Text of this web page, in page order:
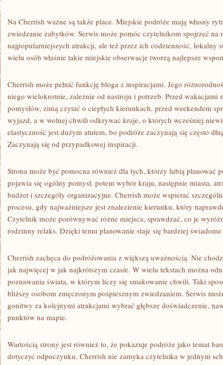
Na Cherrish ważne są także place. Miejskie podróże mają własny
zwiedzanie zabytków. Serwis może pomóc czytelnikom spojrzeć na
najpopularniejszych atrakcji, ale też przez ich codzienność, lokalny
wielu osób właśnie takie miejskie obserwacje tworzą najlepsze
Cherrish może pełnić funkcję bloga z inspiracjami. Jego
niego wielokrotnie, zależnie od nastroju i potrzeb. Przed wakacjami
pomysłów, zimą czytać o ciepłych kierunkach, przed weekendem
wyjazd, a w wolnej chwili odkrywać kraje, o których wcześniej
elastyczność jest dużym atutem, bo podróże zaczynają się często
Zaczynają się od przypadkowej inspiracji.
Strona może być pomocna również dla tych, którzy lubią planować
pojawia się ogólny pomysł, potem wybór kraju, następnie miasta,
budżet i szczegóły organizacyjne. Cherrish może wspierać
procesu, gdy najważniejsze jest znalezienie kierunku, który
Czytelnik może porównywać różne miejsca, sprawdzać, co je
rodzinny relaks. Dzięki temu planowanie staje się bardziej
Cherrish zachęca do podróżowania z większą uważnością. Nie
jak najwięcej w jak najkrótszym czasie. W wielu tekstach można
poznawania świata, w którym liczy się smakowanie chwili. Taki
bliższy osobom zmęczonym pośpiesznym zwiedzaniem. Serwis
gonitwy za kolejnymi atrakcjami wybrać głębsze doświadczenie,
punktów na mapie.
Wartością strony jest również to, że pokazuje podróże jako temat
dotyczyć odpoczynku. Cherrish nie zamyka czytelnika w jednym